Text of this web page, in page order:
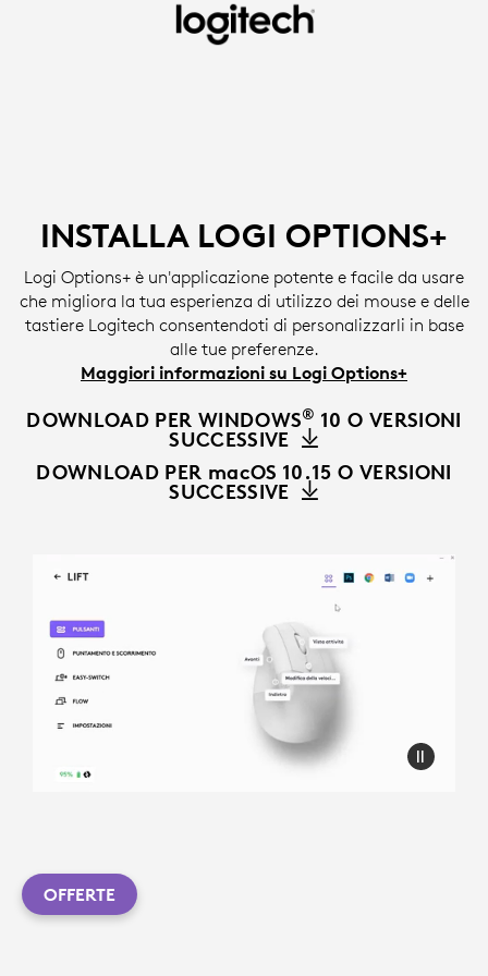
LOGITECH
INSTALLA LOGI OPTIONS+
Logi Options+ è un'applicazione potente e facile da usare
che migliora la tua esperienza di utilizzo dei mouse e delle
tastiere Logitech consentendoti di personalizzarli in base
alle tue preferenze.
Maggiori informazioni su Logi Options+
DOWNLOAD PER WINDOWS® 10 O VERSIONI
SUCCESSIVE
DOWNLOAD PER macOS 10.15 O VERSIONI
SUCCESSIVE
OFFERTE